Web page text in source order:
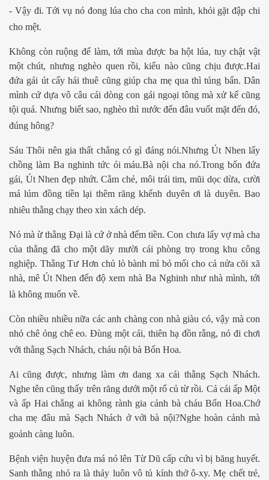
- Vậy đi. Tới vụ nó đong lúa cho cha con mình, khỏi gặt đập chi
cho mệt.
Không còn ruộng để làm, tới mùa được ba hột lúa, tuy chật vật
một chút, nhưng nghèo quen rồi, kiểu nào cũng chịu được.Hai
đứa gái út cấy hái thuê cũng giúp cha mẹ qua thì túng bấn. Dân
mình cứ dựa vô câu cái dòng con gái ngoại tông mà xử kể cũng
tội quá. Nhưng biết sao, nghèo thì nước đến đâu vuốt mặt đến đó,
đúng hông?
Sáu Thôi nên gia thất chẳng có gì đáng nói.Nhưng Út Nhen lấy
chồng làm Ba nghinh tức ói máu.Bà nội cha nó.Trong bốn đứa
gái, Út Nhen đẹp nhứt. Cằm chẻ, môi trái tim, mũi dọc dừa, cười
má lúm đồng tiền lại thêm răng khểnh duyên ơi là duyên. Bao
nhiêu thằng chạy theo xin xách dép.
Nó mà ừ thằng Đại là cứ ở nhà đếm tiền. Con chưa lấy vợ mà cha
của thẳng đã cho một dãy mười cái phòng trọ trong khu công
nghiệp. Thằng Tư Hơn chủ lò bành mì bỏ mối cho cả nửa cõi xã
nhà, mê Út Nhen đến độ xem nhà Ba Nghinh như nhà mình, tới
là không muốn về.
Còn nhiều nhiều nữa các anh chàng con nhà giàu có, vậy mà con
nhỏ chê ỏng chê eo. Đùng một cái, thiên hạ đồn rằng, nó đi chơi
với thằng Sạch Nhách, cháu nội bà Bốn Hoa.
Ai cũng được, nhưng làm ơn dang xa cái thằng Sạch Nhách.
Nghe tên cũng thấy trên răng dưới một rổ củ từ rồi. Cả cái ấp Một
và ấp Hai chẳng ai không rành gia cảnh bà cháu Bốn Hoa.Chớ
cha mẹ đâu mà Sạch Nhách ở với bà nội?Nghe hoàn cảnh mà
goảnh càng luôn.
Bệnh viện huyện đưa má nó lên Từ Dũ cấp cứu vì bị băng huyết.
Sanh thằng nhỏ ra là thảy luôn vô tủ kính thở ô-xy. Mẹ chết trẻ,